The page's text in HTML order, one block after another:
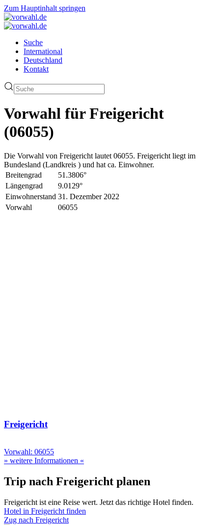
Zum Hauptinhalt springen
Suche
International
Deutschland
Kontakt
Vorwahl für Freigericht
(06055)
Die Vorwahl von Freigericht lautet 06055. Freigericht liegt im
Bundesland (Landkreis ) und hat ca. Einwohner.
Breitengrad
51.3806°
Längengrad
9.0129°
Einwohnerstand 31. Dezember 2022
Vorwahl
06055
Freigericht
Vorwahl: 06055
» weitere Informationen «
Trip nach Freigericht planen
Freigericht ist eine Reise wert. Jetzt das richtige Hotel finden.
Hotel in Freigericht finden
Zug nach Freigericht